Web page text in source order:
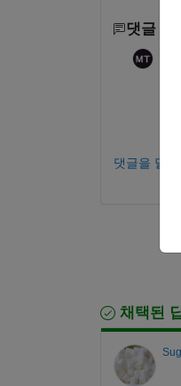
댓글 수:
댓글을 달려
채택된